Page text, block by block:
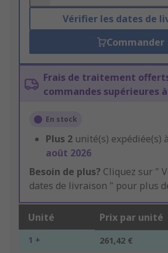
Vérifier les dates de
Commander
Frais de traitement
commandes supérieures à
En stock
Plus 2 unité(s) expédiée(s)
août 2026
Besoin de plus? Cliquez sur "
dates de livraison " pour plus
Unité Prix par unité
1 + 261,42 €